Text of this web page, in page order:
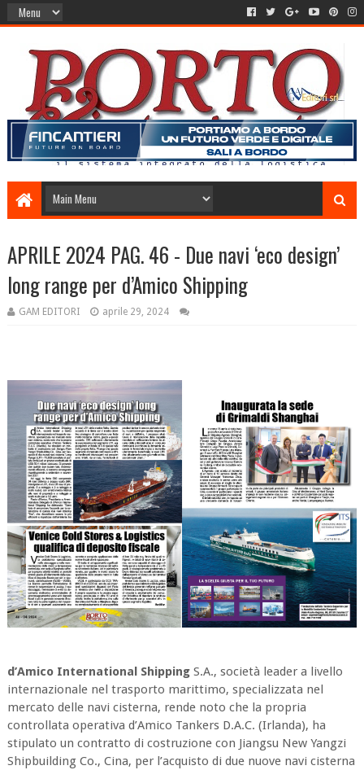
APRILE 2024 PAG. 46 - Due navi ‘eco design’
long range per d’Amico Shipping
GAM EDITORI aprile 29, 2024
d’Amico International ShippingS.A., società leader a livello
internazionale nel trasporto marittimo, specializzata nel
mercato delle navi cisterna, rende noto che la propria
controllata operativa d’Amico Tankers D.A.C. (Irlanda), ha
stipulato un contratto di costruzione con Jiangsu New Yangzi
Shipbuilding Co., Cina, per l’acquisto di due nuove navi cisterna